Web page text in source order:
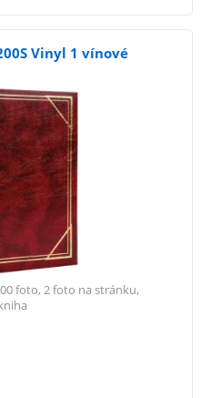
Vinyl 1 vínové
foto, 2 foto na stránku,